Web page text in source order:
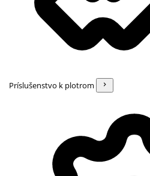
Príslušenstvo k plotrom